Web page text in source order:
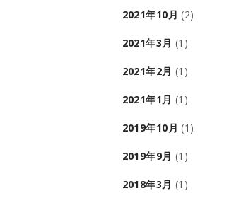
2021年10月 (2)
2021年3月 (1)
2021年2月 (1)
2021年1月 (1)
2019年10月 (1)
2019年9月 (1)
2018年3月 (1)